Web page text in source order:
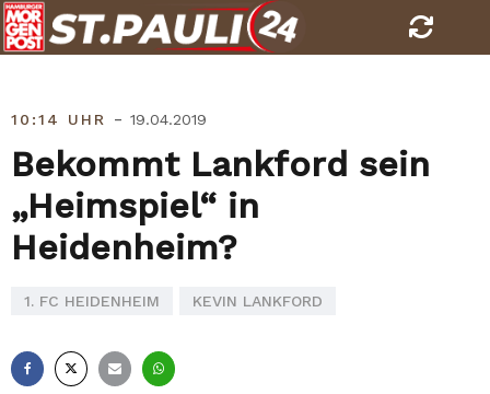
Skip
to
10:14 UHR - 19.04.2019
Bekommt Lankford sein
„Heimspiel“ in
Heidenheim?
1. FC HEIDENHEIM KEVIN LANKFORD